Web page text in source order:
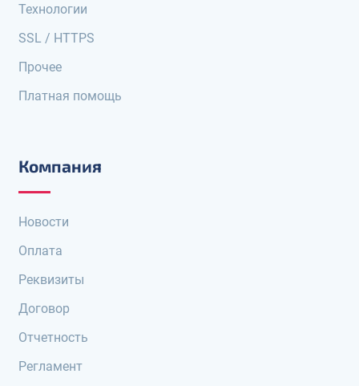
Технологии
SSL / HTTPS
Прочее
Платная помощь
Компания
Новости
Оплата
Реквизиты
Договор
Отчетность
Регламент